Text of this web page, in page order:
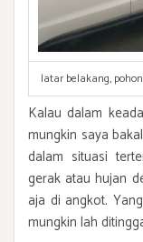
latar belakang,
Kalau dalam
mungkin saya
dalam situasi
gerak atau hujan
aja di angkot.
mungkin lah